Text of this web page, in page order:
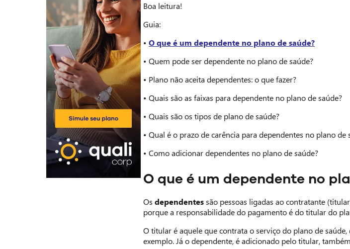
Boa leitura!
Guia:
• O que é um dependente no plano de saúde?
• Quem pode ser dependente no plano de saúde?
• Plano não aceita dependentes: o que fazer?
• Quais são as faixas para dependente no plano de saúde?
• Quais são os tipos de plano de saúde?
• Qual é o prazo de carência para dependentes no plano de
• Como adicionar dependentes no plano de saúde?
O que é um dependente no
Os dependentessão pessoas ligadas ao contratante
porque a responsabilidade do pagamento é do titular do
O titular é aquele que contrata o serviço do plano de
exemplo. Já o dependente, é adicionado pelo titular,